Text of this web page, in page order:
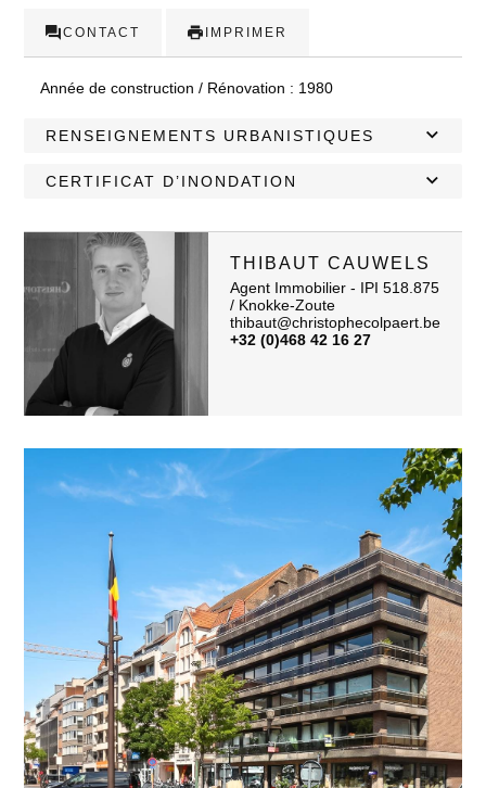
CONTACT IMPRIMER
Année de construction / Rénovation : 1980
RENSEIGNEMENTS URBANISTIQUES
CERTIFICAT D’INONDATION
THIBAUT CAUWELS
Agent Immobilier - IPI 518.875
/ Knokke-Zoute
thibaut@christophecolpaert.be
+32 (0)468 42 16 27